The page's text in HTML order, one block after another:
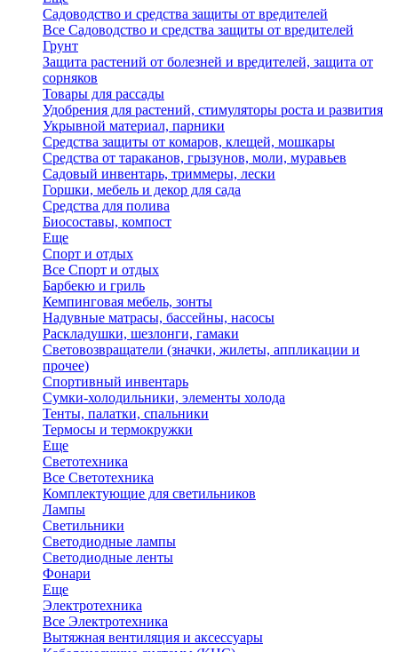
Садоводство и средства защиты от вредителей
Все Садоводство и средства защиты от вредителей
Грунт
Защита растений от болезней и вредителей, защита от
сорняков
Товары для рассады
Удобрения для растений, стимуляторы роста и развития
Укрывной материал, парники
Средства защиты от комаров, клещей, мошкары
Средства от тараканов, грызунов, моли, муравьев
Садовый инвентарь, триммеры, лески
Горшки, мебель и декор для сада
Средства для полива
Биосоставы, компост
Еще
Спорт и отдых
Все Спорт и отдых
Барбекю и гриль
Кемпинговая мебель, зонты
Надувные матрасы, бассейны, насосы
Раскладушки, шезлонги, гамаки
Световозвращатели (значки, жилеты, аппликации и
прочее)
Спортивный инвентарь
Сумки-холодильники, элементы холода
Тенты, палатки, спальники
Термосы и термокружки
Еще
Светотехника
Все Светотехника
Комплектующие для светильников
Лампы
Светильники
Светодиодные лампы
Светодиодные ленты
Фонари
Еще
Электротехника
Все Электротехника
Вытяжная вентиляция и аксессуары